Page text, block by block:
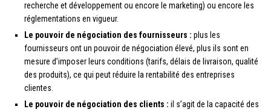
recherche et développement ou encore le marketing) ou encore les
réglementations en vigueur.
Le pouvoir de négociation des fournisseurs : plus les
fournisseurs ont un pouvoir de négociation élevé, plus ils sont en
mesure d’imposer leurs conditions (tarifs, délais de livraison, qualité
des produits), ce qui peut réduire la rentabilité des entreprises
clientes.
Le pouvoir de négociation des clients : il s’agit de la capacité des